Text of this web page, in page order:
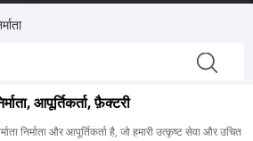
आपूर्तिकर्ता, फ़ैक्टरी
निर्माता और आपूर्तिकर्ता है, जो हमारी उत्कृष्ट सेवा और उचित